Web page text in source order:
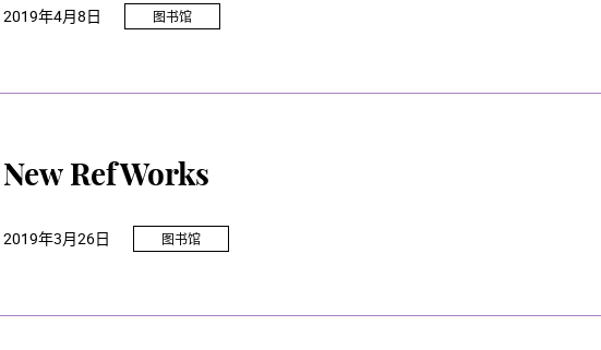
图书馆
2019年4月8日
New RefWorks
图书馆
2019年3月26日